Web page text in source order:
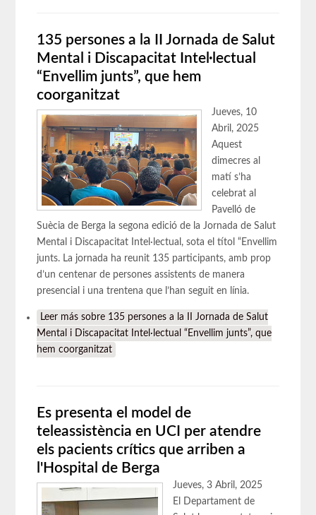
135 persones a la II Jornada de Salut
Mental i Discapacitat Intel·lectual
“Envellim junts”, que hem
coorganitzat
Jueves, 10
Abril, 2025
Aquest
dimecres al
matí s’ha
celebrat al
Pavelló de
Suècia de Berga la segona edició de la Jornada de Salut
Mental i Discapacitat Intel·lectual, sota el títol “Envellim
junts. La jornada ha reunit 135 participants, amb prop
d’un centenar de persones assistents de manera
presencial i una trentena que l’han seguit en línia.
Leer más sobre 135 persones a la II Jornada de Salut
Mental i Discapacitat Intel·lectual “Envellim junts”, que
hem coorganitzat
Es presenta el model de
teleassistència en UCI per atendre
els pacients crítics que arriben a
l'Hospital de Berga
Jueves, 3 Abril, 2025
El Departament de